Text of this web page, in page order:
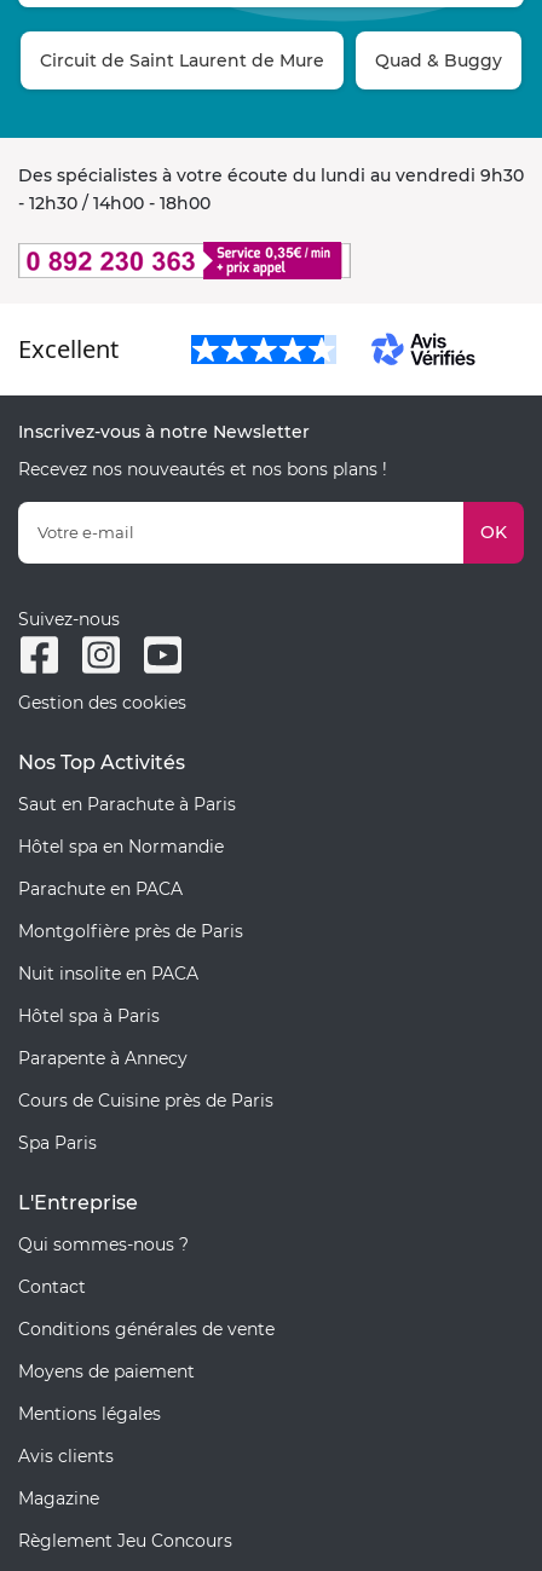
Circuit de Saint Laurent de Mure Quad & Buggy
Des spécialistes à votre écoute du lundi au vendredi 9h30
- 12h30 / 14h00 - 18h00
Excellent
Inscrivez-vous à notre Newsletter
Recevez nos nouveautés et nos bons plans !
OK
Suivez-nous
Gestion des cookies
Nos Top Activités
Saut en Parachute à Paris
Hôtel spa en Normandie
Parachute en PACA
Montgolfière près de Paris
Nuit insolite en PACA
Hôtel spa à Paris
Parapente à Annecy
Cours de Cuisine près de Paris
Spa Paris
L'Entreprise
Qui sommes-nous ?
Contact
Conditions générales de vente
Moyens de paiement
Mentions légales
Avis clients
Magazine
Règlement Jeu Concours